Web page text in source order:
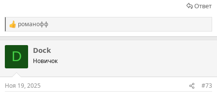
Ответ
Р
е
романофф
D Dock
Новичок
Ноя 19, 2025 #73